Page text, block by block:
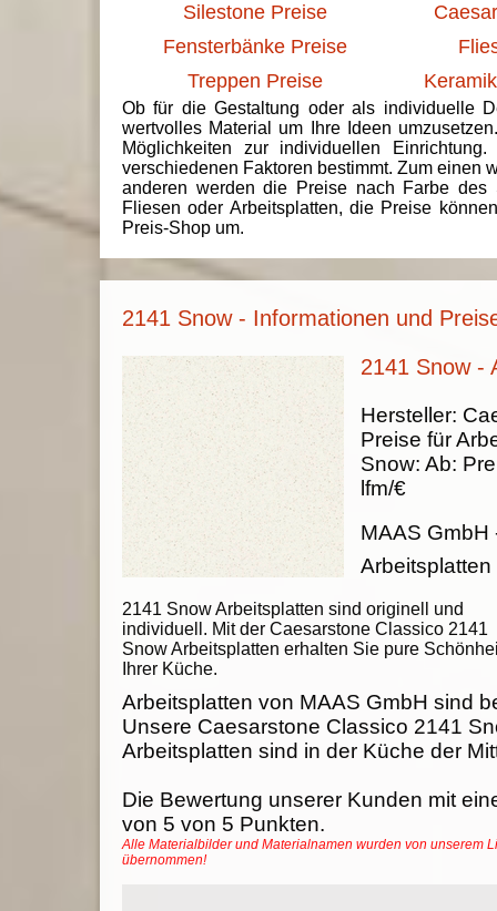
Silestone Preise
Fensterbänke Preise
Treppen Preise
Ob für die Gestaltung oder als individuelle
wertvolles Material um Ihre Ideen
Möglichkeiten zur individuellen
verschiedenen Faktoren bestimmt. Zum einen
anderen werden die Preise nach Farbe des
Fliesen oder Arbeitsplatten, die Preise
Preis-Shop um.
2141 Snow - Informationen und
2141 Snow -
2141 Snow Arbeitsplatten sind originell und
individuell. Mit der Caesarstone Classico 2141
Snow Arbeitsplatten erhalten Sie pure
Ihrer Küche.
Hersteller:
Preise für
Snow: Ab:
lfm/€
MAAS GmbH
Arbeitsplatten
Arbeitsplatten von MAAS GmbH sind
Unsere Caesarstone Classico 2141
Arbeitsplatten sind in der Küche der
Die Bewertung unserer Kunden mit
von 5 von 5 Punkten.
Alle Materialbilder und Materialnamen wurden von unserem
übernommen!